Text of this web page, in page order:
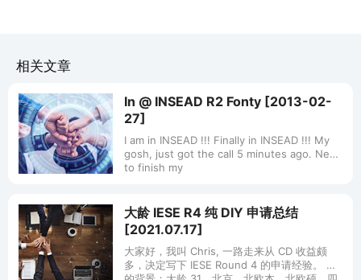
相关文章
In @ INSEAD R2 Fonty [2013-02-
27]
I am in INSEAD !!! Finally in INSEAD !!! My
gosh, just got the call 5 minutes ago. Need
to finish my
大龄 IESE R4 纯 DIY 申请总结
[2021.07.17]
大家好，我叫 Chris, 一路走来从 CD 收益颇
多，决定写下 IESE Round 4 的申请经验。 我